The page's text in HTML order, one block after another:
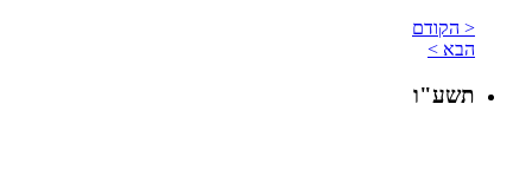
< הקודם
הבא >
תשע"ו